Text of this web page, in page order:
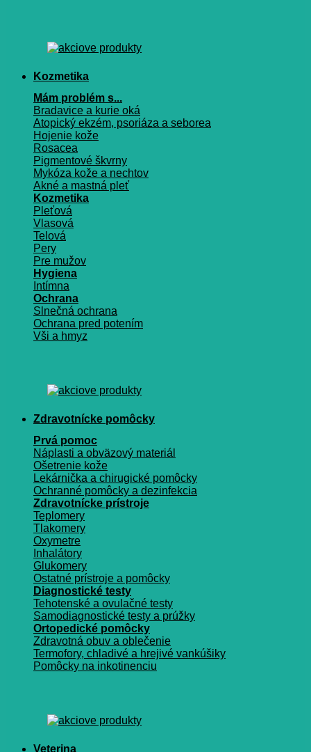
Kozmetika
Mám problém s...
Bradavice a kurie oká
Atopický ekzém, psoriáza a seborea
Hojenie kože
Rosacea
Pigmentové škvrny
Mykóza kože a nechtov
Akné a mastná pleť
Kozmetika
Pleťová
Vlasová
Telová
Pery
Pre mužov
Hygiena
Intímna
Ochrana
Slnečná ochrana
Ochrana pred potením
Vši a hmyz
Zdravotnícke pomôcky
Prvá pomoc
Náplasti a obväzový materiál
Ošetrenie kože
Lekárnička a chirugické pomôcky
Ochranné pomôcky a dezinfekcia
Zdravotnícke prístroje
Teplomery
Tlakomery
Oxymetre
Inhalátory
Glukomery
Ostatné prístroje a pomôcky
Diagnostické testy
Tehotenské a ovulačné testy
Samodiagnostické testy a prúžky
Ortopedické pomôcky
Zdravotná obuv a oblečenie
Termofory, chladivé a hrejivé vankúšiky
Pomôcky na inkotinenciu
Veterina